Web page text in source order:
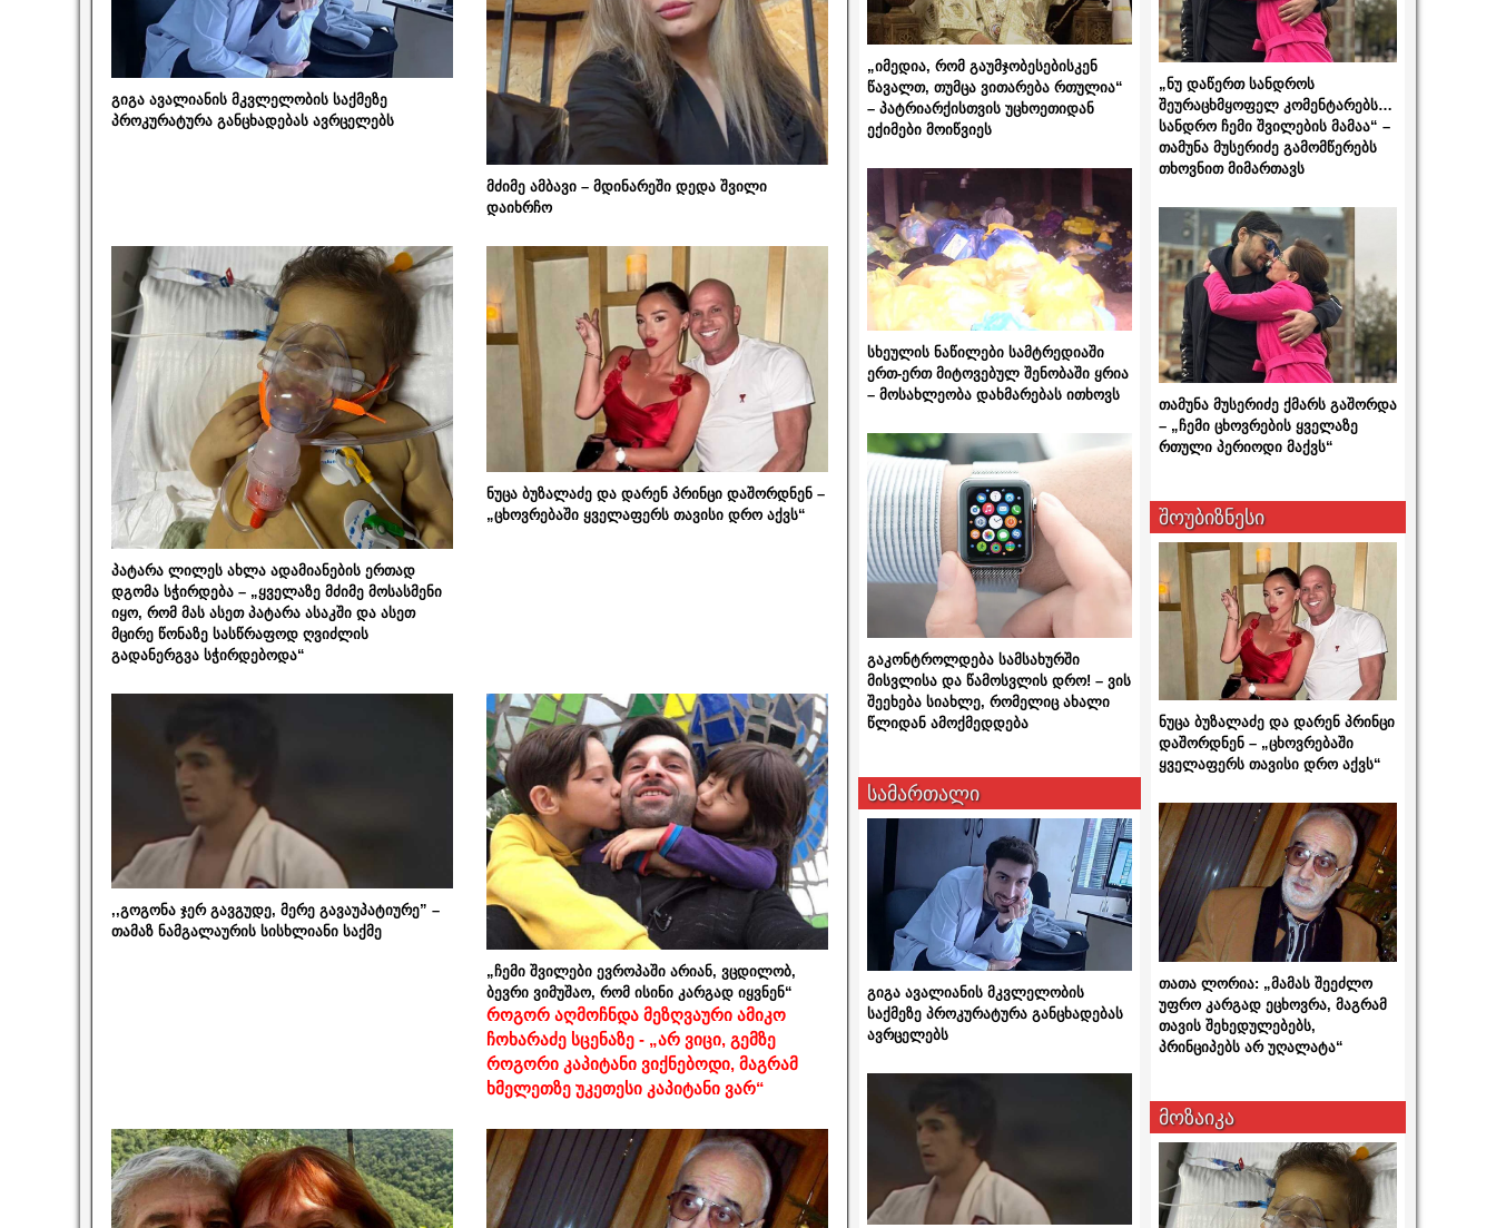
გიგა ავალიანის მკვლელობის საქმეზე
პროკურატურა განცხადებას ავრცელებს
მძიმე ამბავი – მდინარეში დედა შვილი
დაიხრჩო
პატარა ლილეს ახლა ადამიანების ერთად
დგომა სჭირდება – „ყველაზე მძიმე მოსასმენი
იყო, რომ მას ასეთ პატარა ასაკში და ასეთ
მცირე წონაზე სასწრაფოდ ღვიძლის
გადანერგვა სჭირდებოდა“
ნუცა ბუზალაძე და დარენ პრინცი დაშორდნენ –
„ცხოვრებაში ყველაფერს თავისი დრო აქვს“
,,გოგონა ჯერ გავგუდე, მერე გავაუპატიურე” –
თამაზ ნამგალაურის სისხლიანი საქმე
„ჩემი შვილები ევროპაში არიან, ვცდილობ,
ბევრი ვიმუშაო, რომ ისინი კარგად იყვნენ“
როგორ აღმოჩნდა მეზღვაური ამიკო
ჩოხარაძე სცენაზე - „არ ვიცი, გემზე
როგორი კაპიტანი ვიქნებოდი, მაგრამ
ხმელეთზე უკეთესი კაპიტანი ვარ“
„იმედია, რომ გაუმჯობესებისკენ
წავალთ, თუმცა ვითარება რთულია“
– პატრიარქისთვის უცხოეთიდან
ექიმები მოიწვიეს
სხეულის ნაწილები სამტრედიაში
ერთ-ერთ მიტოვებულ შენობაში ყრია
– მოსახლეობა დახმარებას ითხოვს
გაკონტროლდება სამსახურში
მისვლისა და წამოსვლის დრო! – ვის
შეეხება სიახლე, რომელიც ახალი
წლიდან ამოქმედდება
სამართალი
გიგა ავალიანის მკვლელობის
საქმეზე პროკურატურა განცხადებას
ავრცელებს
„ნუ დაწერთ სანდროს
შეურაცხმყოფელ კომენტარებს…
სანდრო ჩემი შვილების მამაა“ –
თამუნა მუსერიძე გამომწერებს
თხოვნით მიმართავს
თამუნა მუსერიძე ქმარს გაშორდა
– „ჩემი ცხოვრების ყველაზე
რთული პერიოდი მაქვს“
შოუბიზნესი
ნუცა ბუზალაძე და დარენ პრინცი
დაშორდნენ – „ცხოვრებაში
ყველაფერს თავისი დრო აქვს“
თათა ლორია: „მამას შეეძლო
უფრო კარგად ეცხოვრა, მაგრამ
თავის შეხედულებებს,
პრინციპებს არ უღალატა“
მოზაიკა